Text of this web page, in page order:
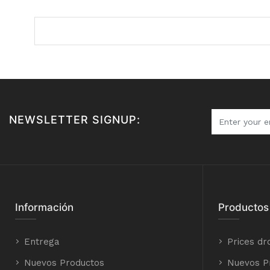
NEWSLETTER SIGNUP:
Información
Entrega
Nuevos Productos
Productos
Prices
Nuevos